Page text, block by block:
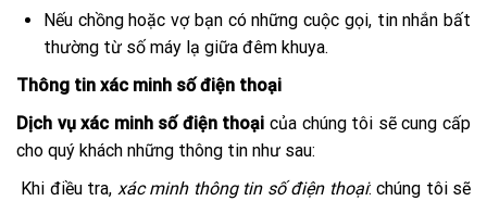
Nếu chồng hoặc vợ bạn có những cuộc gọi, tin nhắn bất
thường từ số máy lạ giữa đêm khuya.
Thông tin xác minh số điện thoại
Dịch vụ xác minh số điện thoạicủa chúng tôi sẽ cung cấp
cho quý khách những thông tin như sau:
Khi điều tra, xác minh thông tin số điện thoại: chúng tôi sẽ